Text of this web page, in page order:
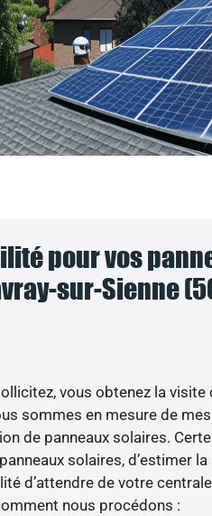
pour vos
sur-Sienne
vous obtenez la visite
sommes en mesure de
de panneaux solaires.
solaires, d’estimer
d’attendre de votre
nous procédons :